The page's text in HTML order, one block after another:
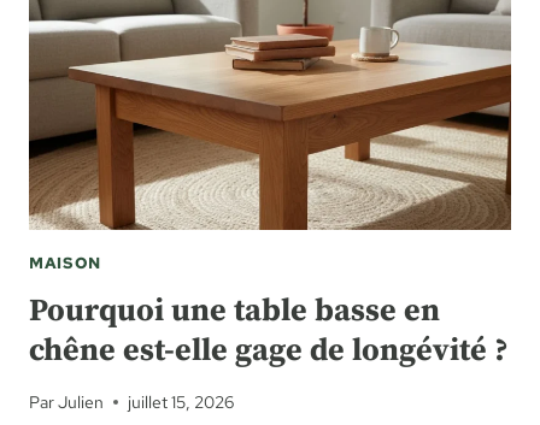
:
IDÉES
SIMPLES
POUR
RECEVOIR
SANS
STRESS
MAISON
Pourquoi une table basse en
chêne est-elle gage de longévité ?
ParJulien juillet 15, 2026